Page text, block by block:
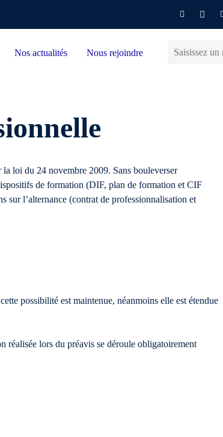
Nos actualités Nous rejoindre
loi du 24 novembre 2009. Sans bouleverser
de formation (DIF, plan de formation et CIF
sur l’alternance (contrat de professionnalisation et
possibilité est maintenue, néanmoins elle est étendue
réalisée lors du préavis se déroule obligatoirement